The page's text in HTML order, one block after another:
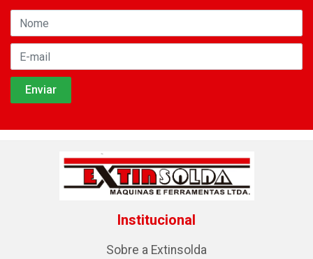
Institucional
Sobre a Extinsolda